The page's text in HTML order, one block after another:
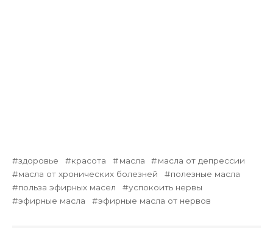
здоровье красота масла
масла от депрессии
масла от хронических болезней
полезные масла
польза эфирных масел
успокоить нервы
эфирные масла
эфирные масла от нервов